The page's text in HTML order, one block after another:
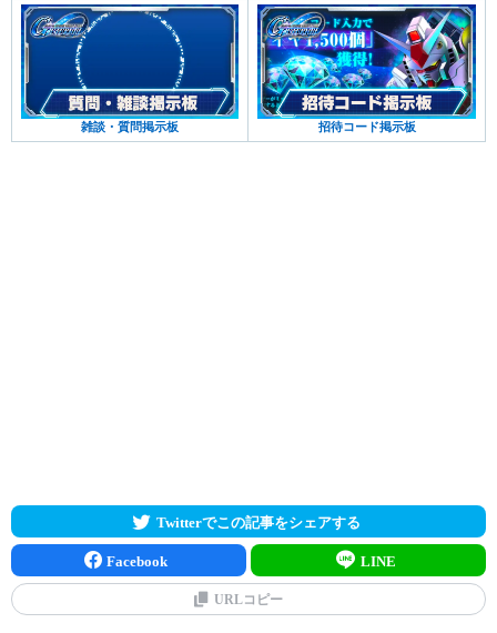
雑談・質問掲示板 招待コード掲示板
Twitterでこの記事をシェアする
Facebook LINE
URLコピー